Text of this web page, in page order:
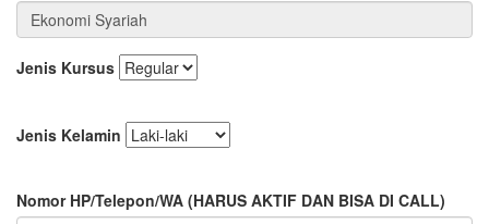
Jenis Kursus
Jenis Kelamin
Nomor HP/Telepon/WA (HARUS AKTIF DAN BISA DI CALL)